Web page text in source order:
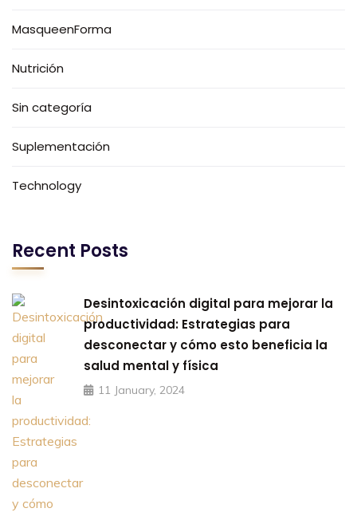
MasqueenForma
Nutrición
Sin categoría
Suplementación
Technology
Recent Posts
Desintoxicación digital para mejorar la
productividad: Estrategias para
desconectar y cómo esto beneficia la
salud mental y física
11 January, 2024